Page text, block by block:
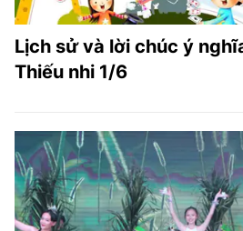
Lịch sử và lời chúc ý
Thiếu nhi 1/6